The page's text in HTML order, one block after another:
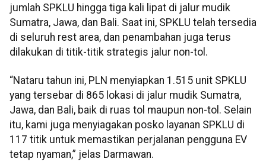
jumlah SPKLU hingga tiga kali lipat di jalur mudik
Sumatra, Jawa, dan Bali. Saat ini, SPKLU telah tersedia
di seluruh rest area, dan penambahan juga terus
dilakukan di titik-titik strategis jalur non-tol.
“Nataru tahun ini, PLN menyiapkan 1.515 unit SPKLU
yang tersebar di 865 lokasi di jalur mudik Sumatra,
Jawa, dan Bali, baik di ruas tol maupun non-tol. Selain
itu, kami juga menyiagakan posko layanan SPKLU di
117 titik untuk memastikan perjalanan pengguna EV
tetap nyaman,” jelas Darmawan.